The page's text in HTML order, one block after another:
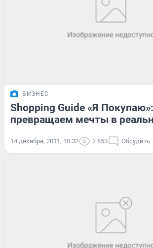
БИЗНЕС
Shopping Guide «Я Покупаю»:
превращаем мечты в
14 декабря, 2011, 10:32 2 853 Обсудить